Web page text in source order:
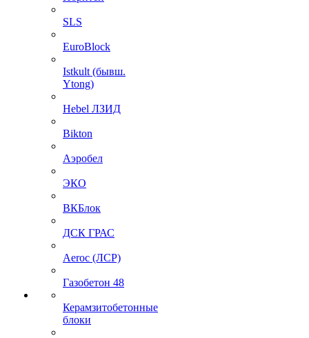
SLS
EuroBlock
Istkult (бывш.
Ytong)
Hebel ЛЗИД
Bikton
Аэробел
ЭКО
ВКБлок
ДСК ГРАС
Aeroc (ЛСР)
Газобетон 48
Керамзитобетонные
блоки